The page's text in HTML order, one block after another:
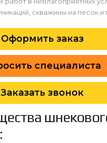
скважины на песок и
Оформить заказ
специалиста
Заказать звонок